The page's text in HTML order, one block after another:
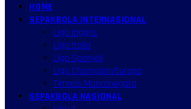
HOME
SEPAKBOLA INTERNASIONAL
Liga Inggris
Liga Italia
Liga Spanyol
Liga Champion/Europa
Timnas Mancanegara
SEPAKBOLA NASIONAL